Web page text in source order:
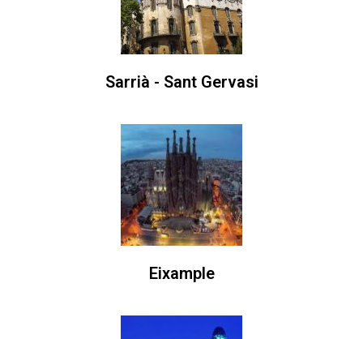
Sarrià - Sant Gervasi
Eixample